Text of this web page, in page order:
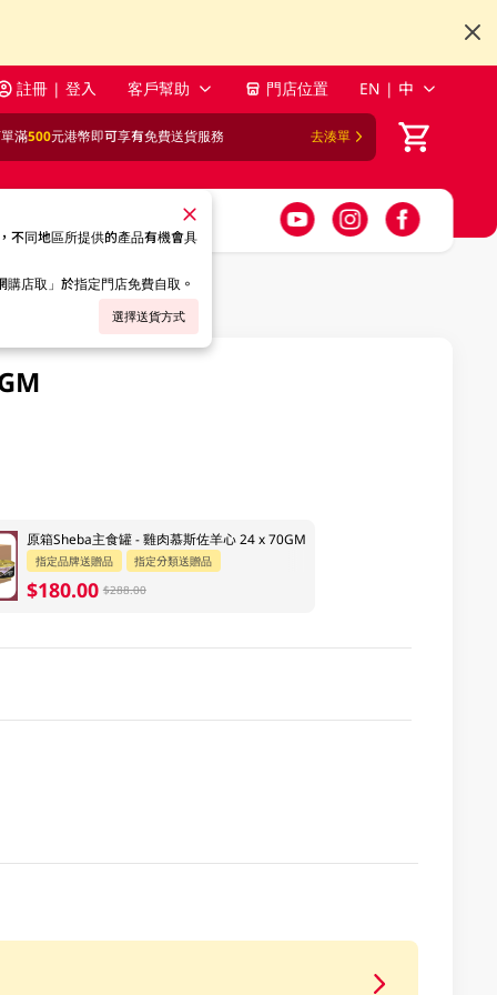
註冊 | 登入 客戶幫助 門店位置 EN | 中
滿500元港幣即可享有免費送貨服務 去湊單
不同地區所提供的產品有機會具
店取」於指定門店免費自取。
選擇送貨方式
原箱Sheba主食罐 - 雞肉慕斯佐羊心 24 x 70GM
指定品牌送贈品 指定分類送贈品
$180.00 $288.00